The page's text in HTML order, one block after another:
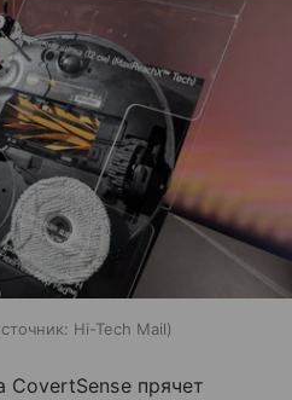
Hi-Tech Mail
CovertSense прячет